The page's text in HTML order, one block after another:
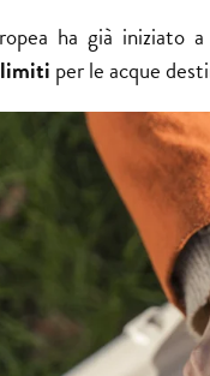
ha già iniziato
per le acque